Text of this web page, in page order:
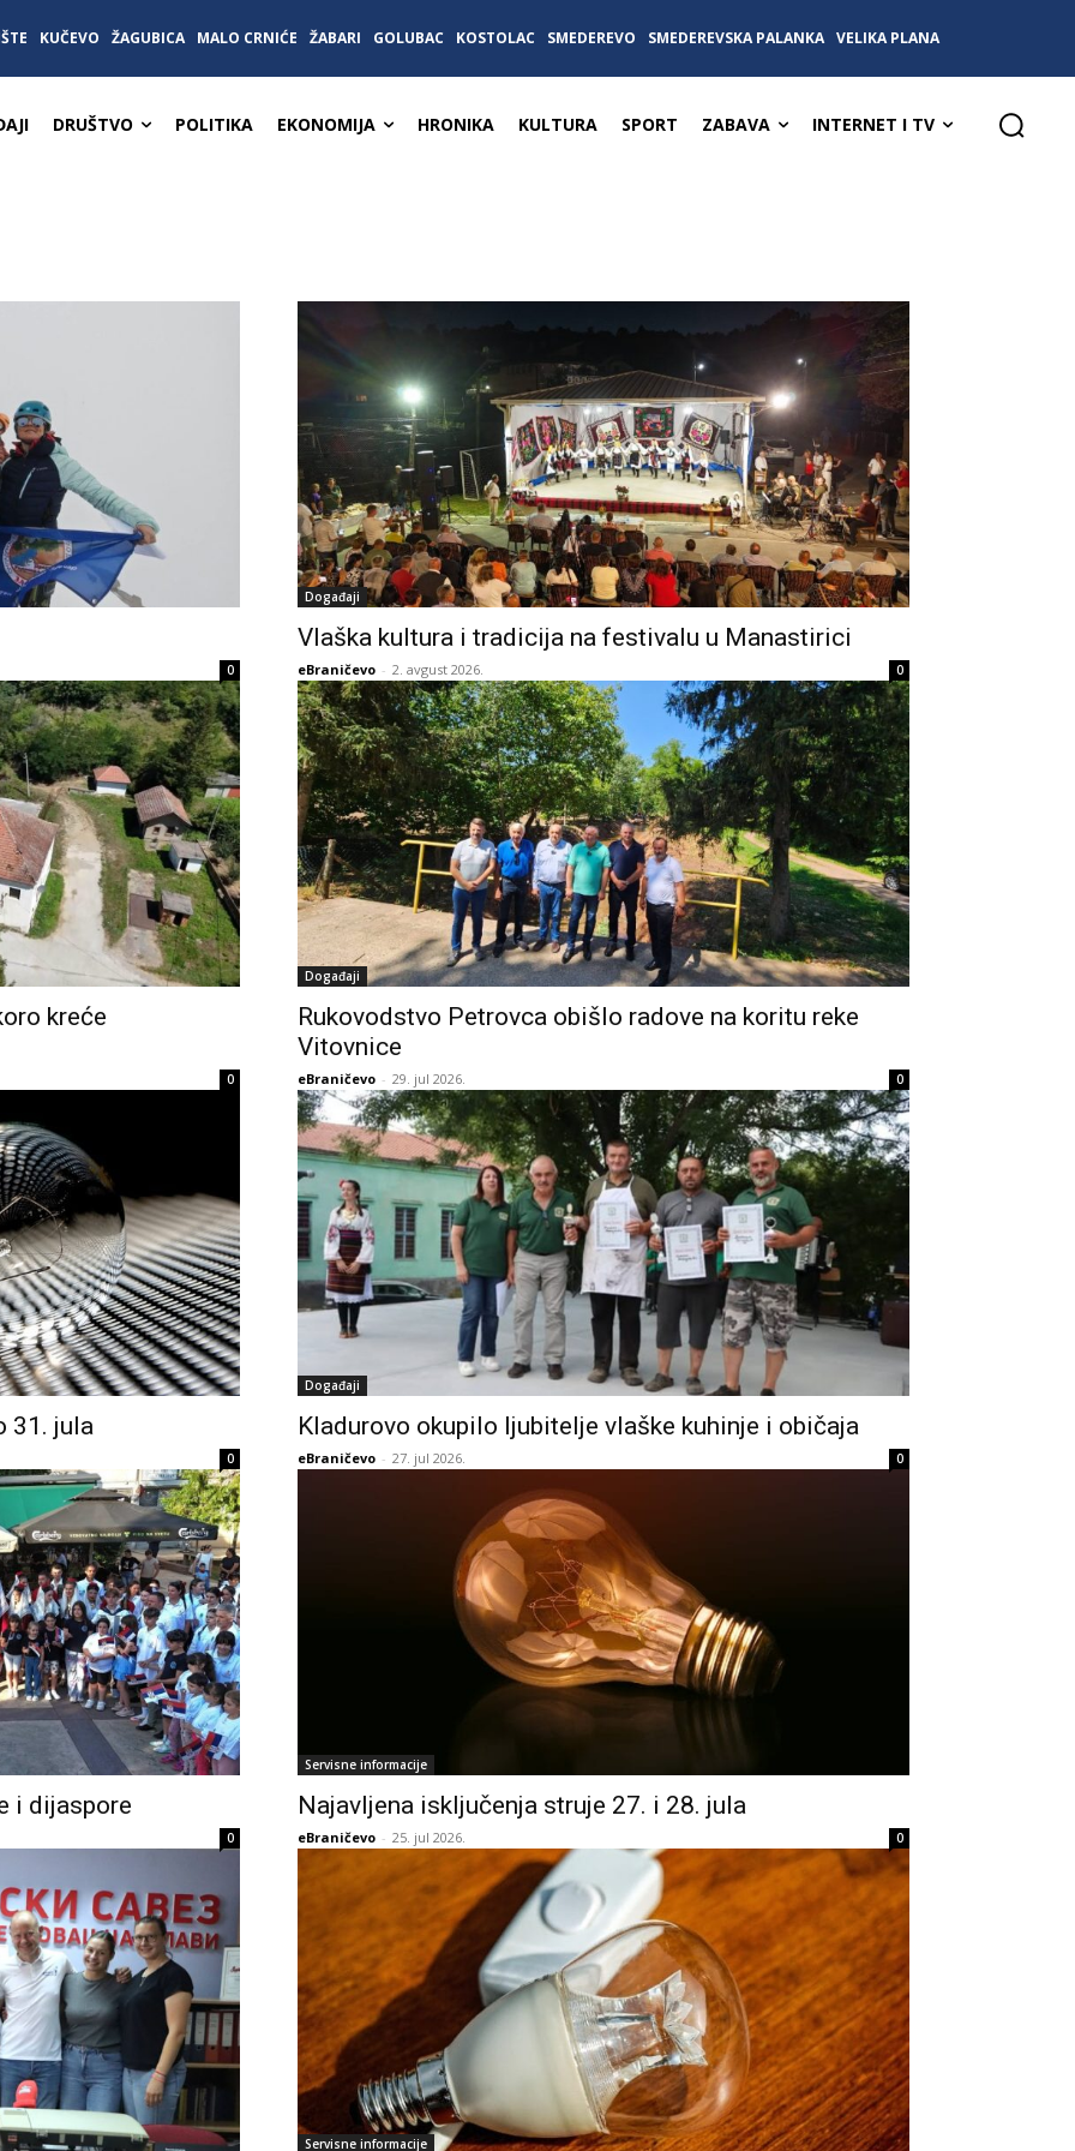
KUČEVO ŽAGUBICA MALO CRNIĆE ŽABARI GOLUBAC KOSTOLAC SMEDEREVO SMEDEREVSKA PALANKA VELIKA PLANA
DRUŠTVO POLITIKA EKONOMIJA HRONIKA KULTURA SPORT ZABAVA INTERNET I TV
0
Događaji
Vlaška kultura i tradicija na festivalu u Manastirici
eBraničevo - 2. avgust 2026. 0
kreće
0
Događaji
Rukovodstvo Petrovca obišlo radove na koritu reke
Vitovnice
eBraničevo - 29. jul 2026. 0
31. jula
0
Događaji
Kladurovo okupilo ljubitelje vlaške kuhinje i običaja
eBraničevo - 27. jul 2026. 0
i dijaspore
0
Servisne informacije
Najavljena isključenja struje 27. i 28. jula
eBraničevo - 25. jul 2026. 0
Servisne informacije